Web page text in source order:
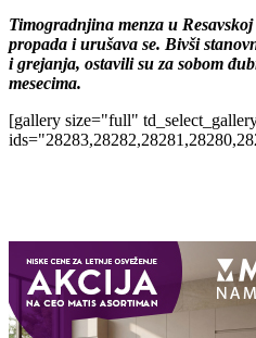
Timogradnjina menza u
propada i urušava se. Bivši
i grejanja, ostavili su za sobom
mesecima.
[gallery size="full"